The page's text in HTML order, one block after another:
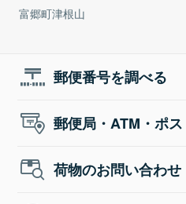
富郷町津根山
郵便番号を調べる
郵便局・ATM・ポ
荷物のお問い合わせ